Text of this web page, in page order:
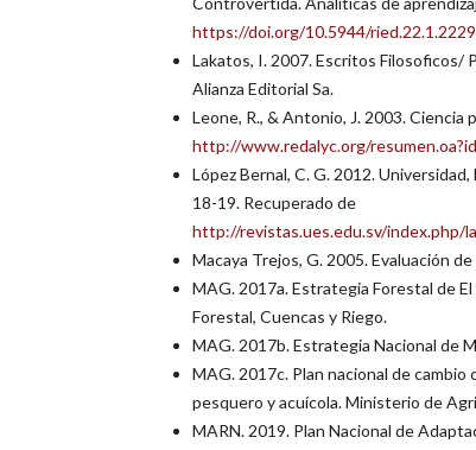
https://doi.org/10.5944/
Lakatos, I. 2007. Escritos Filosoficos/
Alianza Editorial Sa.
Leone, R., & Antonio, J. 2003.
http://www.redalyc.org/
López Bernal, C. G. 2012.
18-19. Recuperado de
http://revistas.ues.edu.sv/index.php/
Macaya Trejos, G. 2005. Evaluación
MAG. 2017a. Estrategia Forestal de
Forestal, Cuencas y Riego.
MAG. 2017b. Estrategia Nacional de
MAG. 2017c. Plan nacional de
pesquero y acuícola. Ministerio de
MARN. 2019. Plan Nacional de